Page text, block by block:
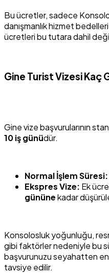
Bu ücretler, sadece
danışmanlık hizmet
ücretleri bu tutara dahil
Gine Turist Vizesi Kaç
Gine vize başvurularının
10 iş günüdür.
Normal İşlem Süresi:
Ekspres Vize: Ek
gününekadar
Konsolosluk yoğunluğu,
gibi faktörler nedeniyle bu
başvurunuzu seyahatten
tavsiye edilir.